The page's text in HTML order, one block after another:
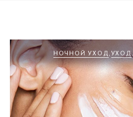
НОЧНОЙ УХОД УХОД